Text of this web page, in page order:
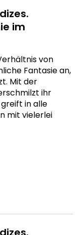
im
von
Fantasie an,
Mit der
ihr
in alle
mit vielerlei